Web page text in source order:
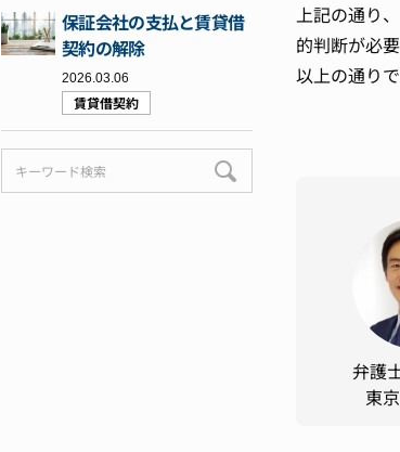
上記の通り
的判断が必
以上の通り
弁護
東
保証会社の支払と賃貸借
契約の解除
2026.03.06
賃貸借契約